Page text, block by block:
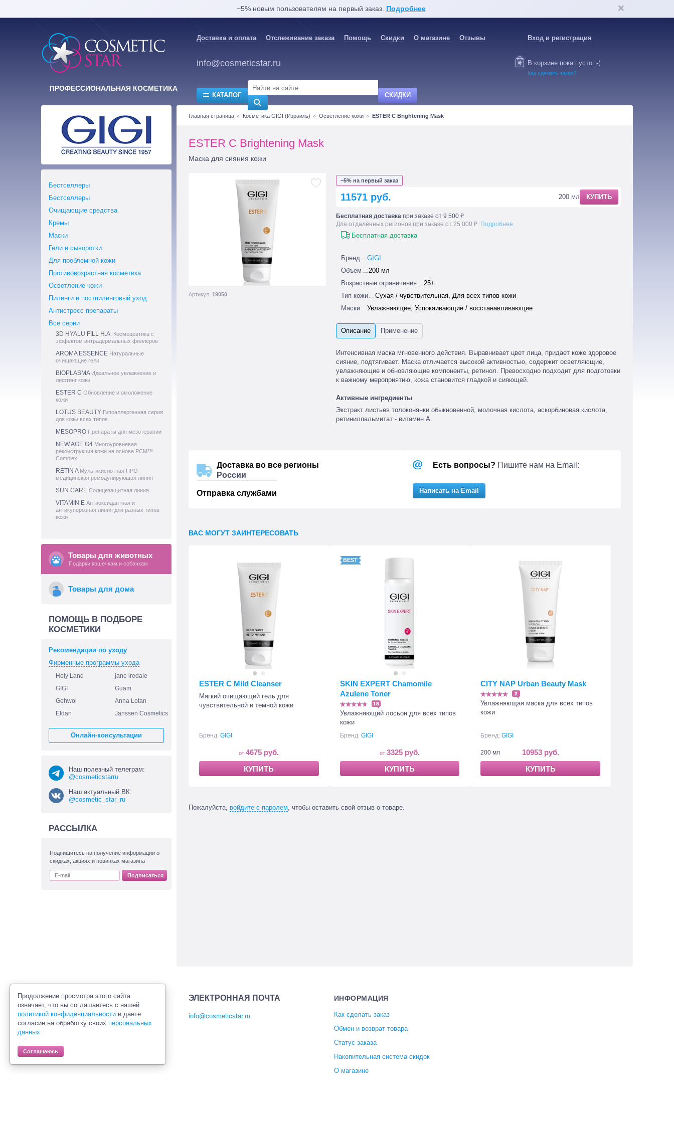
−5% новым пользователям на первый заказ. Подробнее
ПРОФЕССИОНАЛЬНАЯ КОСМЕТИКА
Доставка и оплата Отслеживание заказа Помощь Скидки О магазине Отзывы Вход и регистрация
info@cosmeticstar.ru
КАТАЛОГ СКИДКИ
В корзине пока пусто :-(
Как сделать заказ?
Главная страница Косметика GIGI (Израиль) Осветление кожи ESTER C Brightening Mask
ESTER C Brightening Mask
Маска для сияния кожи
Артикул: 19050
−5% на первый заказ
11571 руб. 200 мл КУПИТЬ
Бесплатная доставка при заказе от 9 500 ₽
Для отдалённых регионов при заказе от 25 000 ₽. Подробнее
Бесплатная доставка
Бренд
GIGI
Объем
200 мл
Возрастные ограничения
25+
Тип кожи
Сухая / чувствительная, Для всех типов кожи
Маски
Увлажняющие, Успокаивающие / восстанавливающие
Интенсивная маска мгновенного действия. Выравнивает цвет лица, придает коже здоровое
сияние, подтягивает. Маска отличается высокой активностью, содержит осветляющие,
увлажняющие и обновляющие компоненты, ретинол. Превосходно подходит для подготовки
к важному мероприятию, кожа становится гладкой и сияющей.
Активные ингредиенты
Экстракт листьев толоконянки обыкновенной, молочная кислота, аскорбиновая кислота,
ретинилпальмитат - витамин А.
Доставка во все регионы
России
Отправка службами
Есть вопросы? Пишите нам на Email:
Написать на Email
ВАС МОГУТ ЗАИНТЕРЕСОВАТЬ
ESTER C Mild Cleanser
Мягкий очищающий гель для
чувствительной и темной кожи
Бренд: GIGI
4675 руб.
КУПИТЬ
SKIN EXPERT Chamomile
Azulene Toner
18
Увлажняющий лосьон для всех типов
кожи
Бренд: GIGI
3325 руб.
КУПИТЬ
CITY NAP Urban Beauty Mask
2
Увлажняющая маска для всех типов
кожи
Бренд: GIGI
200 мл
10953 руб.
КУПИТЬ
Пожалуйста, войдите с паролем, чтобы оставить свой отзыв о товаре.
Бестселлеры
Бестселлеры
Очищающие средства
Кремы
Маски
Гели и сыворотки
Для проблемной кожи
Противовозрастная косметика
Осветление кожи
Пилинги и постпилинговый уход
Антистресс препараты
Все серии
3D HYALU FILL H.A. Космецевтика с
эффектом интрадермальных филлеров
AROMA ESSENCE Натуральные
очищающие гели
BIOPLASMA Идеальное увлажнение и
лифтинг кожи
ESTER C Обновление и омоложение
кожи
LOTUS BEAUTY Гипоаллергенная серия
для кожи всех типов
MESOPRO Препараты для мезотерапии
NEW AGE G4 Многоуровневая
реконструкция кожи на основе PCM™
Complex
RETIN A Мультикислотная ПРО-
медицинская ремодулирующая линия
SUN CARE Солнцезащитная линия
VITAMIN E Антиоксидантная и
антикуперозная линия для разных типов
кожи
Товары для животных
Подарки кошечкам и собачкам
Товары для дома
ПОМОЩЬ В ПОДБОРЕ
КОСМЕТИКИ
Рекомендации по уходу
Фирменные программы ухода
Holy Land
jane iredale
GIGI
Guam
Gehwol
Anna Lotan
Eldan
Janssen Cosmetics
Онлайн-консультации
Наш полезный телеграм:
@cosmeticstarru
Наш актуальный ВК:
@cosmetic_star_ru
РАССЫЛКА
Подпишитесь на получение информации о
скидках, акциях и новинках магазина
Подписаться
Политика конфиденциальности
данных
ЭЛЕКТРОННАЯ ПОЧТА
info@cosmeticstar.ru
ИНФОРМАЦИЯ
Как сделать заказ
Обмен и возврат товара
Статус заказа
Накопительная система скидок
О магазине
Продолжение просмотра этого сайта
означает, что вы соглашаетесь с нашей
политикой конфиденциальности и даете
согласие на обработку своих персональных
данных.
Соглашаюсь